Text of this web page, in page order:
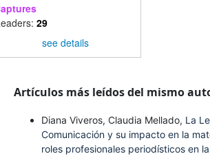
29
see details
Artículos más leídos del mismo
Diana Viveros, Claudia Mellado, La
Comunicación y su impacto en la
roles profesionales periodísticos en